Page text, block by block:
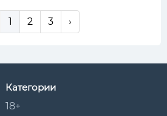
1 2 3 ›
Категории
18+